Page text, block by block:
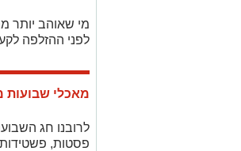
מי שאוהב יותר
לפני ההזלפה
מאכלי שבועות
לרובנו חג
פסטות,